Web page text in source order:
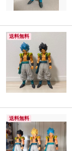
送料無料
送料無料